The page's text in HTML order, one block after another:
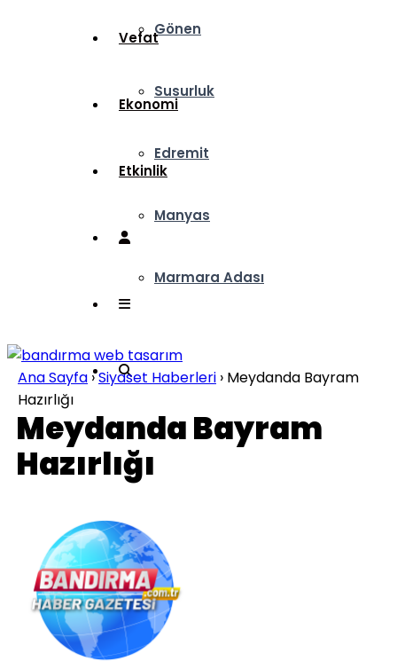
Gönen
Susurluk
Edremit
Manyas
Marmara Adası
Vefat
Ekonomi
Etkinlik
Ana Sayfa ›Siyaset Haberleri › Meydanda Bayram
Hazırlığı
Meydanda Bayram
Hazırlığı